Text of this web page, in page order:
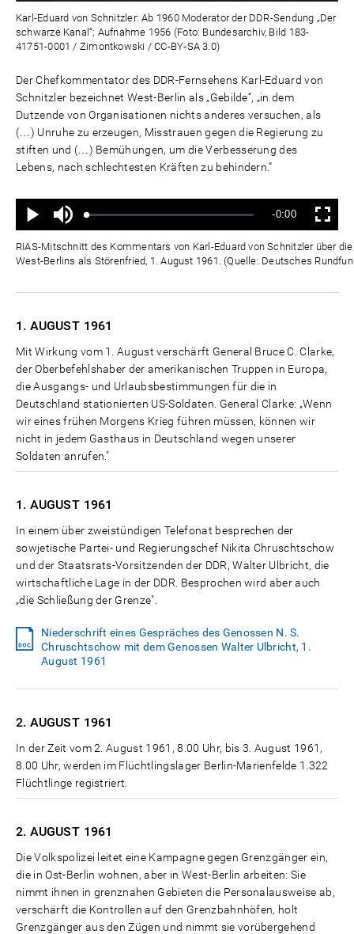
Karl-Eduard von Schnitzler: Ab 1960 Moderator der DDR-Sendung „Der
schwarze Kanal“; Aufnahme 1956 (Foto: Bundesarchiv, Bild 183-
41751-0001 / Zimontkowski / CC-BY-SA 3.0)
Der Chefkommentator des DDR-Fernsehens Karl-Eduard von
Schnitzler bezeichnet West-Berlin als „Gebilde“, „in dem
Dutzende von Organisationen nichts anderes versuchen, als
(…) Unruhe zu erzeugen, Misstrauen gegen die Regierung zu
stiften und (…) Bemühungen, um die Verbesserung des
Lebens, nach schlechtesten Kräften zu behindern.“
Wiedergabe
Ton
aus
Geladen:
Status:
Verbleibende
Zeit
-0:00 Vollbild
RIAS-Mitschnitt des Kommentars von Karl-Eduard von Schnitzler über
West-Berlins als Störenfried, 1. August 1961. (Quelle: Deutsches
1. AUGUST 1961
Mit Wirkung vom 1. August verschärft General Bruce C. Clarke,
der Oberbefehlshaber der amerikanischen Truppen in Europa,
die Ausgangs- und Urlaubsbestimmungen für die in
Deutschland stationierten US-Soldaten. General Clarke: „Wenn
wir eines frühen Morgens Krieg führen müssen, können wir
nicht in jedem Gasthaus in Deutschland wegen unserer
Soldaten anrufen."
1. AUGUST 1961
In einem über zweistündigen Telefonat besprechen der
sowjetische Partei- und Regierungschef Nikita Chruschtschow
und der Staatsrats-Vorsitzenden der DDR, Walter Ulbricht, die
wirtschaftliche Lage in der DDR. Besprochen wird aber auch
„die Schließung der Grenze".
Niederschrift eines Gespräches des Genossen N. S.
Chruschtschow mit dem Genossen Walter Ulbricht, 1.
August 1961
2. AUGUST 1961
In der Zeit vom 2. August 1961, 8.00 Uhr, bis 3. August 1961,
8.00 Uhr, werden im Flüchtlingslager Berlin-Marienfelde 1.322
Flüchtlinge registriert.
2. AUGUST 1961
Die Volkspolizei leitet eine Kampagne gegen Grenzgänger ein,
die in Ost-Berlin wohnen, aber in West-Berlin arbeiten: Sie
nimmt ihnen in grenznahen Gebieten die Personalausweise ab,
verschärft die Kontrollen auf den Grenzbahnhöfen, holt
Grenzgänger aus den Zügen und nimmt sie vorübergehend